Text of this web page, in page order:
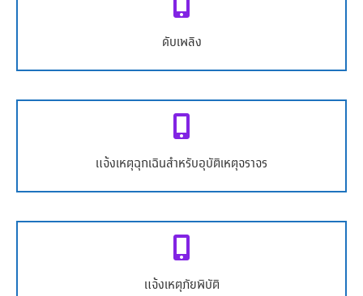
ดับเพลิง
หมายเลขโทรศัพท์
998
แจ้งเหตุฉุกเฉินสำหรับอุบัติเหตุจราจร
หมายเลขโทรศัพท์
933
แจ้งเหตุภัยพิบัติ
หมายเลขโทรศัพท์
966